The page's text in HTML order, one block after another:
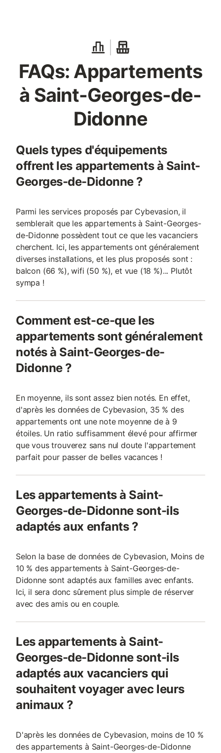
FAQs: Appartements
à Saint-Georges-de-
Didonne
Quels types d'équipements
offrent les appartements à Saint-
Georges-de-Didonne ?
Parmi les services proposés par Cybevasion, il
semblerait que les appartements à Saint-Georges-
de-Didonne possèdent tout ce que les vacanciers
cherchent. Ici, les appartements ont généralement
diverses installations, et les plus proposés sont :
balcon (66 %), wifi (50 %), et vue (18 %)... Plutôt
sympa !
Comment est-ce-que les
appartements sont généralement
notés à Saint-Georges-de-
Didonne ?
En moyenne, ils sont assez bien notés. En effet,
d'après les données de Cybevasion, 35 % des
appartements ont une note moyenne de à 9
étoiles. Un ratio suffisamment élevé pour affirmer
que vous trouverez sans nul doute l'appartement
parfait pour passer de belles vacances !
Les appartements à Saint-
Georges-de-Didonne sont-ils
adaptés aux enfants ?
Selon la base de données de Cybevasion, Moins de
10 % des appartements à Saint-Georges-de-
Didonne sont adaptés aux familles avec enfants.
Ici, il sera donc sûrement plus simple de réserver
avec des amis ou en couple.
Les appartements à Saint-
Georges-de-Didonne sont-ils
adaptés aux vacanciers qui
souhaitent voyager avec leurs
animaux ?
D'après les données de Cybevasion, moins de 10 %
des appartements à Saint-Georges-de-Didonne